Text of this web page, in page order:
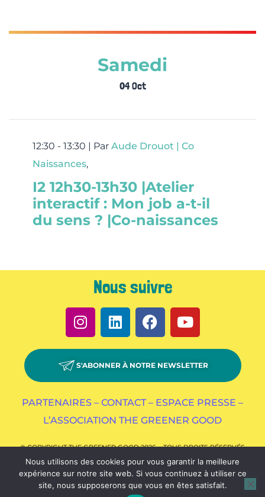
Samedi
04 Oct
12:30 - 13:30 | Par Aude Drouot | Co
Naissances,
I2 12h30-13h30 |Atelier
interactif : Mon job a-t-il
du sens ? |Co-naissances
Nous suivre
S'ABONNER À NOTRE NEWSLETTER
PARTENAIRES – CONTACT – ESPACE PRESSE –
L’ASSOCIATION THE GREENER GOOD
© COPYRIGHT THE GREENER GOOD 2026 – TOUS DROITS RÉSERVÉS
Nous utilisons des cookies pour vous garantir la meilleure
expérience sur notre site web. Si vous continuez à utiliser ce
site, nous supposerons que vous en êtes satisfait.